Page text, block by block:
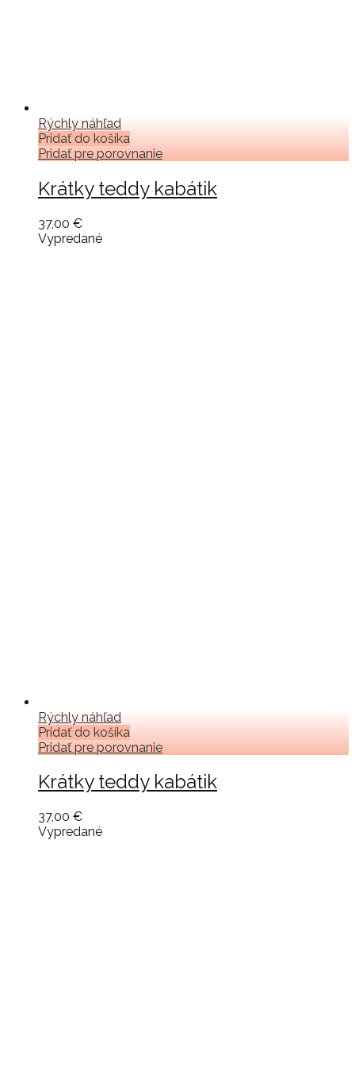
Rýchly náhľad
Pridať do košíka
Pridať pre porovnanie
Krátky teddy kabátik
37,00 €
Vypredané
Rýchly náhľad
Pridať do košíka
Pridať pre porovnanie
Krátky teddy kabátik
37,00 €
Vypredané